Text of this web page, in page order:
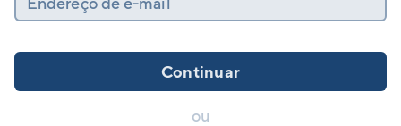
Continuar
ou